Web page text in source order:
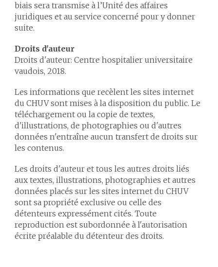
biais sera transmise à l’Unité des affaires
juridiques et au service concerné pour y donner
suite.
Droits d'auteur
Droits d'auteur: Centre hospitalier universitaire
vaudois, 2018.
Les informations que recèlent les sites internet
du CHUV sont mises à la disposition du public. Le
téléchargement ou la copie de textes,
d'illustrations, de photographies ou d'autres
données n'entraîne aucun transfert de droits sur
les contenus.
Les droits d'auteur et tous les autres droits liés
aux textes, illustrations, photographies et autres
données placés sur les sites internet du CHUV
sont sa propriété exclusive ou celle des
détenteurs expressément cités. Toute
reproduction est subordonnée à l'autorisation
écrite préalable du détenteur des droits.